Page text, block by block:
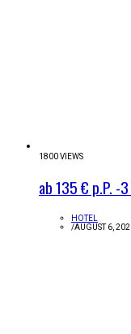
1800 VIEWS
ab 135 € p.P. -
HOTEL
/AUGUST 6,